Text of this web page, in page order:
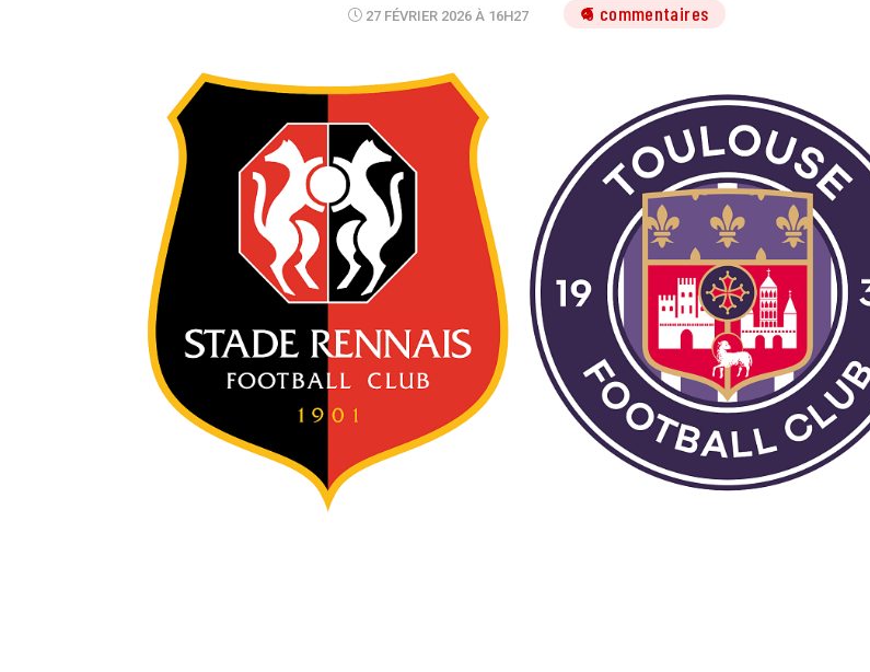
27 FÉVRIER 2026 À 16H27 5 commentaires